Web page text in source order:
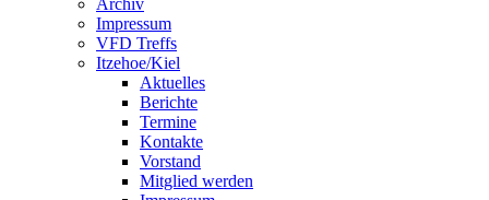
Archiv
Impressum
VFD Treffs
Itzehoe/Kiel
Aktuelles
Berichte
Termine
Kontakte
Vorstand
Mitglied werden